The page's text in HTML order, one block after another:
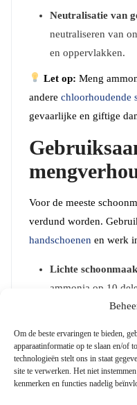
Om de beste ervaringen te bieden,
apparaatinformatie op te slaan en/of
technologieën stelt ons in staat
site te verwerken. Het niet
kenmerken en functies nadelig
Neutralisatie van
neutraliseren van
en oppervlakken.
Let op: Meng
andere chloorhoudende
gevaarlijke en giftige
Voor de meeste
verdund worden.
handschoenen en werk
Lichte
ammonia op 10
Sterke vervuiling
ammonia op 5
Voorbereiding op
gebruiken met een